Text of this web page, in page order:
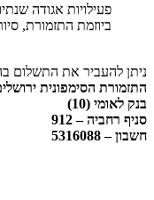
פעילויות אגודה
ביוזמת התזמורת,
ניתן להעביר את התשלום
התזמורת הסימפונית
בנק לאומי (10)
סניף רחביה – 912
חשבון – 5316088